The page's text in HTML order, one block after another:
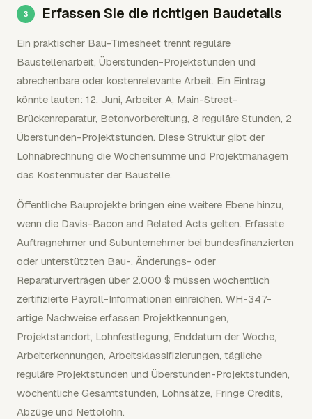
Erfassen Sie die richtigen Baudetails
Ein praktischer Bau-Timesheet trennt reguläre
Baustellenarbeit, Überstunden-Projektstunden und
abrechenbare oder kostenrelevante Arbeit. Ein Eintrag
könnte lauten: 12. Juni, Arbeiter A, Main-Street-
Brückenreparatur, Betonvorbereitung, 8 reguläre Stunden, 2
Überstunden-Projektstunden. Diese Struktur gibt der
Lohnabrechnung die Wochensumme und Projektmanagern
das Kostenmuster der Baustelle.
Öffentliche Bauprojekte bringen eine weitere Ebene hinzu,
wenn die Davis-Bacon and Related Acts gelten. Erfasste
Auftragnehmer und Subunternehmer bei bundesfinanzierten
oder unterstützten Bau-, Änderungs- oder
Reparaturverträgen über 2.000 $ müssen wöchentlich
zertifizierte Payroll-Informationen einreichen. WH-347-
artige Nachweise erfassen Projektkennungen,
Projektstandort, Lohnfestlegung, Enddatum der Woche,
Arbeiterkennungen, Arbeitsklassifizierungen, tägliche
reguläre Projektstunden und Überstunden-Projektstunden,
wöchentliche Gesamtstunden, Lohnsätze, Fringe Credits,
Abzüge und Nettolohn.